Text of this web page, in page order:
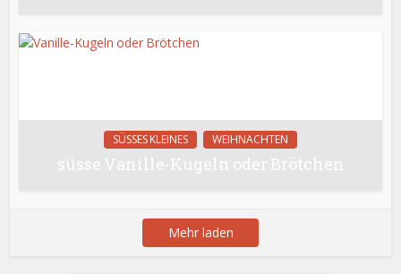
SÜSSES KLEINES WEIHNACHTEN
süsse Vanille-Kugeln oder Brötchen
Mehr laden